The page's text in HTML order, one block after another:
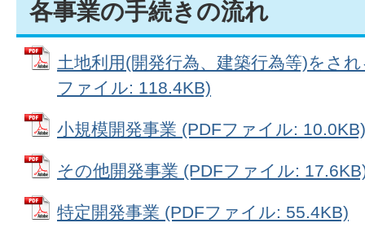
各事業の手続きの流れ
土地利用(開発行為、建築行為等)をさ
ファイル: 118.4KB)
小規模開発事業 (PDFファイル: 10.0KB)
その他開発事業 (PDFファイル:
特定開発事業 (PDFファイル: 55.4KB)